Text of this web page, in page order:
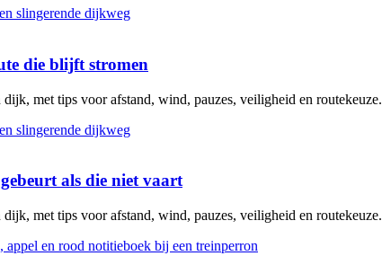
die blijft stromen
met tips voor afstand, wind, pauzes, veiligheid en routekeuze.
als die niet vaart
met tips voor afstand, wind, pauzes, veiligheid en routekeuze.